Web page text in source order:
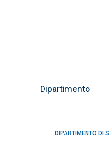
Dipartimento
DIPARTIMENTO DI